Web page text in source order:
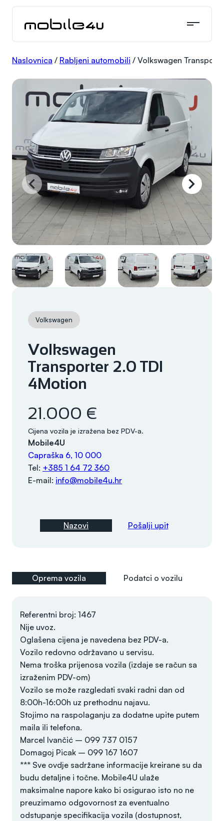
Skoči
sadržaja
Naslovnica / Rabljeni automobili / Volkswagen
Volkswagen
Volkswagen
Transporter 2.0 TDI
4Motion
21.000 €
Cijena vozila je izražena bez PDV-a.
Mobile4U
Capraška 6, 10 000
Tel: +385 1 64 72 360
E-mail: info@mobile4u.hr
Nazovi Pošalji upit
Oprema vozila Podatci o vozilu
Referentni broj: 1467
Nije uvoz.
Oglašena cijena je navedena bez PDV-a.
Vozilo redovno održavano u servisu.
Nema troška prijenosa vozila (izdaje se račun sa
izraženim PDV-om)
Vozilo se može razgledati svaki radni dan od
8:00h-16:00h uz prethodnu najavu.
Stojimo na raspolaganju za dodatne upite putem
maila ili telefona.
Marcel Ivančić – 099 737 0157
Domagoj Picak – 099 167 1607
*** Sve ovdje sadržane informacije kreirane su da
budu detaljne i točne. Mobile4U ulaže
maksimalne napore kako bi osigurao isto no ne
preuzimamo odgovornost za eventualno
odstupanje specifikacija vozila (dostupnost,